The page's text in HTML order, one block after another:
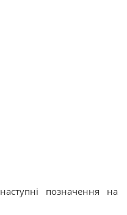
позначення на